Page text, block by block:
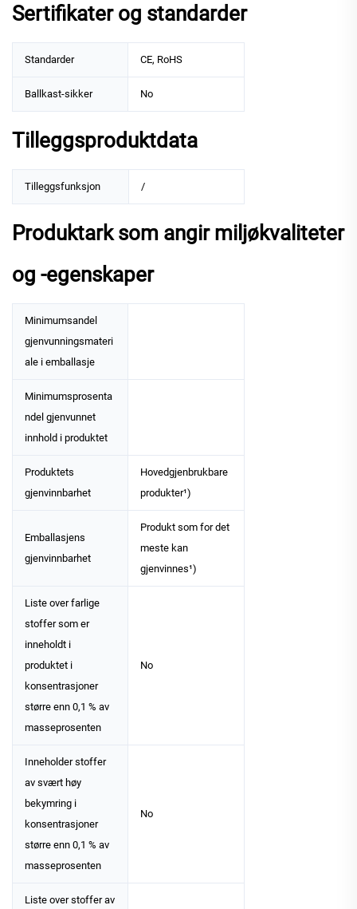
Sertifikater og standarder
Standarder CE, RoHS
Ballkast-sikker No
Tilleggsproduktdata
Tilleggsfunksjon /
Produktark som angir miljøkvaliteter
og -egenskaper
Minimumsandel
gjenvunningsmateri
ale i emballasje
Minimumsprosenta
ndel gjenvunnet
innhold i produktet
Produktets
gjenvinnbarhet
Hovedgjenbrukbare
produkter¹)
Emballasjens
gjenvinnbarhet
Produkt som for det
meste kan
gjenvinnes¹)
Liste over farlige
stoffer som er
inneholdt i
produktet i
konsentrasjoner
større enn 0,1 % av
masseprosenten
No
Inneholder stoffer
av svært høy
bekymring i
konsentrasjoner
større enn 0,1 % av
masseprosenten
No
Liste over stoffer av